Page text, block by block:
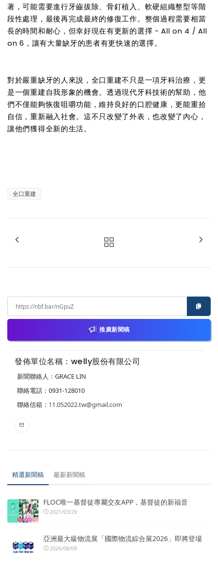
著，可能需要進行牙齒拔除、骨釘植入、軟硬組織整型等階
段性處理，最後再完成最終的修復工作。整個過程需要相當
長的時間和耐心，但幸好現在有更新的選擇 - All on 4 / All
on 6，讓有大量缺牙的患者有更快速的選擇。
對於嚴重缺牙的人來說，全口重建不只是一項牙科治療，更
是一個重建自我形象的機會。透過現代牙科技術的幫助，他
們不僅能夠恢復咀嚼功能，維持良好的口腔健康，更能重拾
自信，重新融入社會。這不只改變了外表，也改變了內心，
讓他們獲得全新的生活。
全口重建
推廣新聞稿
發佈單位名稱：welly股份有限公司
新聞聯絡人：GRACE LIN
聯絡電話：0931-128010
聯絡信箱： 11.052022.tw@gmail.com
精選新聞稿 最新新聞稿
FLOC唯一基督徒專屬交友APP，基督徒的新福音
2021/03/29
亞洲最大級物流展「國際物流綜合展2026」即將登場
2026/08/09